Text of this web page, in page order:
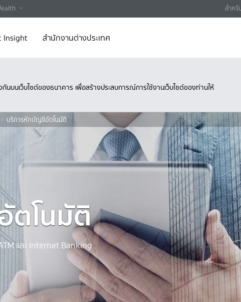
สำห
Insight สำนักงานต่างประเทศ
นบนเว็บไซต์ของธนาคาร เพื่อสร้างประสบการณ์การใช้งานเว็บไซต์ของท่านให้
บริการหักบัญชีอัตโนมัติ
ตโนมัติ
และ Internet Banking